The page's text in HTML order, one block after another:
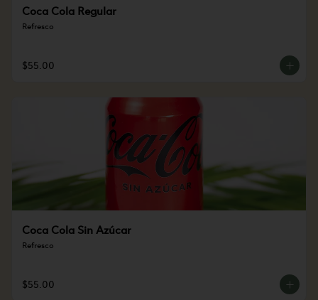
Coca Cola Regular
Refresco
$55.00
Coca Cola Sin Azúcar
Refresco
$55.00